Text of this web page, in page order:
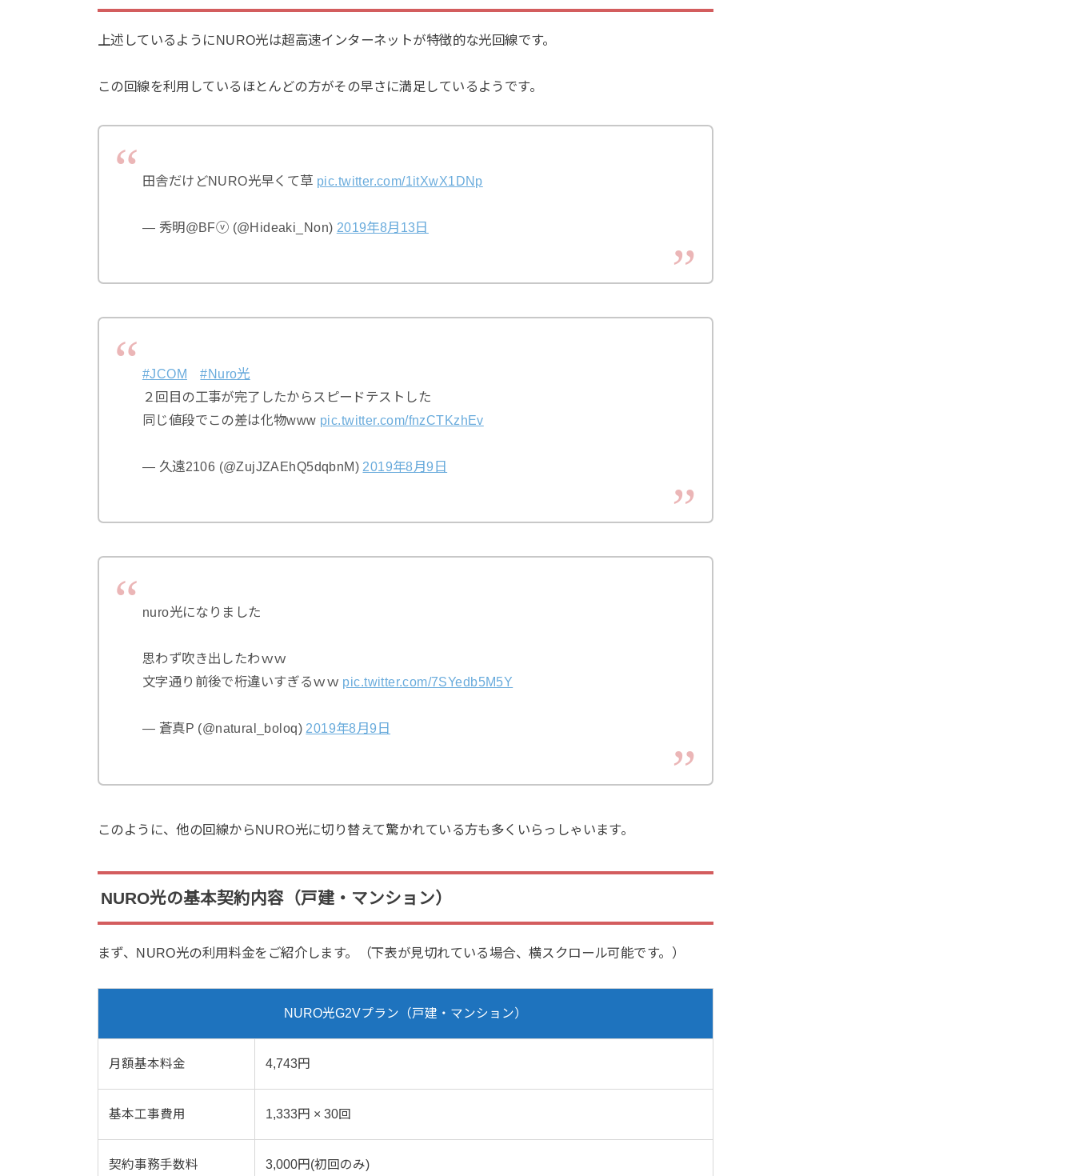
上述しているようにNURO光は超高速インターネットが特徴的な光回線です。
この回線を利用しているほとんどの方がその早さに満足しているようです。
田舎だけどNURO光早くて草 pic.twitter.com/1itXwX1DNp
— 秀明@BFⓥ (@Hideaki_Non) 2019年8月13日
#JCOM
#Nuro光
２回目の工事が完了したからスピードテストした
同じ値段でこの差は化物www pic.twitter.com/fnzCTKzhEv
— 久遠2106 (@ZujJZAEhQ5dqbnM) 2019年8月9日
nuro光になりました
思わず吹き出したわｗｗ
文字通り前後で桁違いすぎるｗｗ pic.twitter.com/7SYedb5M5Y
— 蒼真P (@natural_boloq) 2019年8月9日
このように、他の回線からNURO光に切り替えて驚かれている方も多くいらっしゃいます。
NURO光の基本契約内容（戸建・マンション）
まず、NURO光の利用料金をご紹介します。（下表が見切れている場合、横スクロール可能です。）
NURO光G2Vプラン（戸建・マンション）
月額基本料金 4,743円
基本工事費用 1,333円 × 30回
契約事務手数料 3,000円(初回のみ)